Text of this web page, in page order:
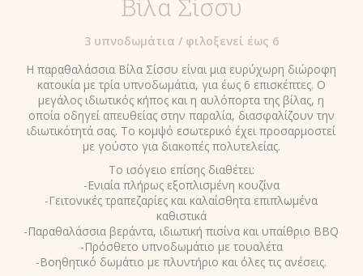
Βίλα Σίσσυ
3 υπνοδωμάτια / φιλοξενεί έως 6
Η παραθαλάσσια Βίλα Σίσσυ είναι μια ευρύχωρη διώροφη
κατοικία με τρία υπνοδωμάτια, για έως 6 επισκέπτες. Ο
μεγάλος ιδιωτικός κήπος και η αυλόπορτα της βίλας, η
οποία οδηγεί απευθείας στην παραλία, διασφαλίζουν την
ιδιωτικότητά σας. Το κομψό εσωτερικό έχει προσαρμοστεί
με γούστο για διακοπές πολυτελείας.
Το ισόγειο επίσης διαθέτει:
-Ενιαία πλήρως εξοπλισμένη κουζίνα
-Γειτονικές τραπεζαρίες και καλαίσθητα επιπλωμένα
καθιστικά
-Παραθαλάσσια βεράντα, ιδιωτική πισίνα και υπαίθριο BBQ
-Πρόσθετο υπνοδωμάτιο με τουαλέτα
-Βοηθητικό δωμάτιο με πλυντήριο και όλες τις ανέσεις.